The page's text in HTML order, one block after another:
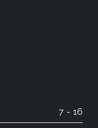
7 - 16